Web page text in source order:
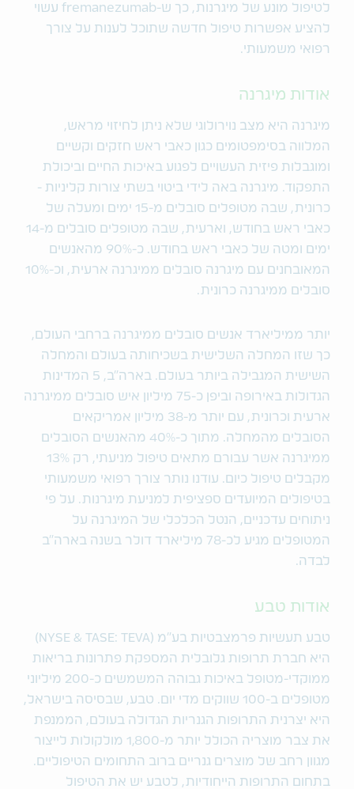
לטיפול מונע של מיגרנות, כך ש-fremanezumab עשוי
להציע אפשרות טיפול חדשה שתוכל לענות על צורך
רפואי משמעותי.
אודות מיגרנה
מיגרנה היא מצב נוירולוגי שלא ניתן לחיזוי מראש,
המלווה בסימפטומים כגון כאבי ראש חזקים וקשיים
ומוגבלות פיזית העשויים לפגוע באיכות החיים וביכולת
התפקוד. מיגרנה באה לידי ביטוי בשתי צורות קליניות -
כרונית, שבה מטופלים סובלים מ-15 ימים ומעלה של
כאבי ראש בחודש, וארעית, שבה מטופלים סובלים מ-14
ימים ומטה של כאבי ראש בחודש. כ-90% מהאנשים
המאובחנים עם מיגרנה סובלים ממיגרנה ארעית, וכ-10%
סובלים ממיגרנה כרונית.
יותר ממיליארד אנשים סובלים ממיגרנה ברחבי העולם,
כך שזו המחלה השלישית בשכיחותה בעולם והמחלה
השישית המגבילה ביותר בעולם. בארה"ב, 5 המדינות
הגדולות באירופה וביפן כ-75 מיליון איש סובלים ממיגרנה
ארעית וכרונית, עם יותר מ-38 מיליון אמריקאים
הסובלים מהמחלה. מתוך כ-40% מהאנשים הסובלים
ממיגרנה אשר עבורם מתאים טיפול מניעתי, רק 13%
מקבלים טיפול כיום. עודנו נותר צורך רפואי משמעותי
בטיפולים המיועדים ספציפית למניעת מיגרנות. על פי
ניתוחים עדכניים, הנטל הכלכלי של המיגרנה על
המטופלים מגיע לכ-78 מיליארד דולר בשנה בארה"ב
לבדה.
אודות טבע
טבע תעשיות פרמצבטיות בע"מ (NYSE & TASE: TEVA)
היא חברת תרופות גלובלית המספקת פתרונות בריאות
ממוקדי-מטופל באיכות גבוהה המשמשים כ-200 מיליוני
מטופלים ב-100 שווקים מדי יום. טבע, שבסיסה בישראל,
היא יצרנית התרופות הגנריות הגדולה בעולם, הממנפת
את צבר מוצריה הכולל יותר מ-1,800 מולקולות לייצור
מגוון רחב של מוצרים גנריים ברוב התחומים הטיפוליים.
בתחום התרופות הייחודיות, לטבע יש את הטיפול